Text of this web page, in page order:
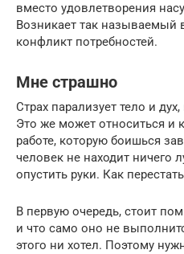
вместо удовлетворения
Возникает так называемый
конфликт потребностей.
Мне страшно
Страх парализует тело и
Это же может относиться и
работе, которую боишься
человек не находит ничего
опустить руки. Как
В первую очередь, стоит
и что само оно не
этого ни хотел. Поэтому